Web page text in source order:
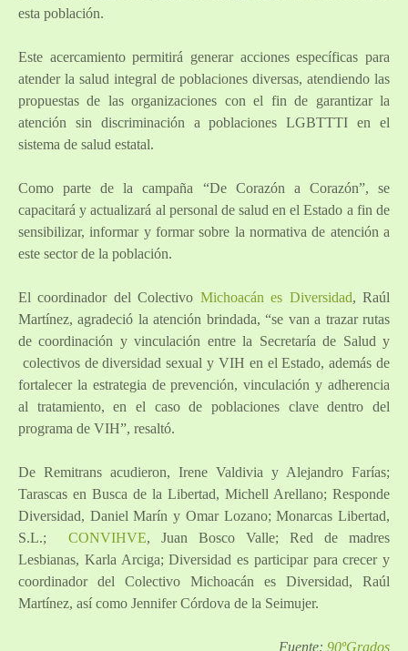
esta población.
Este acercamiento permitirá generar acciones específicas para
atender la salud integral de poblaciones diversas, atendiendo las
propuestas de las organizaciones con el fin de garantizar la
atención sin discriminación a poblaciones LGBTTTI en el
sistema de salud estatal.
Como parte de la campaña “De Corazón a Corazón”, se
capacitará y actualizará al personal de salud en el Estado a fin de
sensibilizar, informar y formar sobre la normativa de atención a
este sector de la población.
El coordinador del Colectivo Michoacán es Diversidad, Raúl
Martínez, agradeció la atención brindada, “se van a trazar rutas
de coordinación y vinculación entre la Secretaría de Salud y
colectivos de diversidad sexual y VIH en el Estado, además de
fortalecer la estrategia de prevención, vinculación y adherencia
al tratamiento, en el caso de poblaciones clave dentro del
programa de VIH”, resaltó.
De Remitrans acudieron, Irene Valdivia y Alejandro Farías;
Tarascas en Busca de la Libertad, Michell Arellano; Responde
Diversidad, Daniel Marín y Omar Lozano; Monarcas Libertad,
S.L.; CONVIHVE, Juan Bosco Valle; Red de madres
Lesbianas, Karla Arciga; Diversidad es participar para crecer y
coordinador del Colectivo Michoacán es Diversidad, Raúl
Martínez, así como Jennifer Córdova de la Seimujer.
Fuente: 90ºGrados